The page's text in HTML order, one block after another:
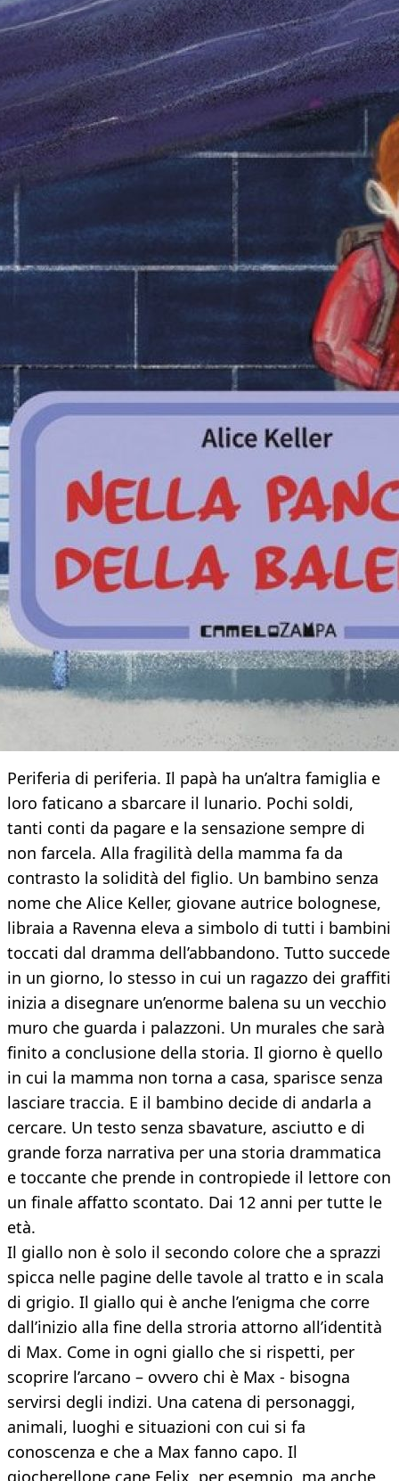
Periferia di periferia. Il papà ha un’altra famiglia e
loro faticano a sbarcare il lunario. Pochi soldi,
tanti conti da pagare e la sensazione sempre di
non farcela. Alla fragilità della mamma fa da
contrasto la solidità del figlio. Un bambino senza
nome che Alice Keller, giovane autrice bolognese,
libraia a Ravenna eleva a simbolo di tutti i bambini
toccati dal dramma dell’abbandono. Tutto succede
in un giorno, lo stesso in cui un ragazzo dei graffiti
inizia a disegnare un’enorme balena su un vecchio
muro che guarda i palazzoni. Un murales che sarà
finito a conclusione della storia. Il giorno è quello
in cui la mamma non torna a casa, sparisce senza
lasciare traccia. E il bambino decide di andarla a
cercare. Un testo senza sbavature, asciutto e di
grande forza narrativa per una storia drammatica
e toccante che prende in contropiede il lettore con
un finale affatto scontato. Dai 12 anni per tutte le
età.
Il giallo non è solo il secondo colore che a sprazzi
spicca nelle pagine delle tavole al tratto e in scala
di grigio. Il giallo qui è anche l’enigma che corre
dall’inizio alla fine della stroria attorno all’identità
di Max. Come in ogni giallo che si rispetti, per
scoprire l’arcano – ovvero chi è Max - bisogna
servirsi degli indizi. Una catena di personaggi,
animali, luoghi e situazioni con cui si fa
conoscenza e che a Max fanno capo. Il
giocherellone cane Felix, per esempio, ma anche